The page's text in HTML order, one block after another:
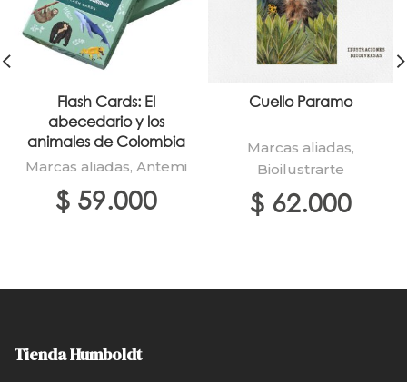
Flash Cards: El
abecedario y los
animales de Colombia
Marcas aliadas, Antemi
$ 59.000
Cuello Paramo
Marcas aliadas,
Bioilustrarte
$ 62.000
Tienda Humboldt